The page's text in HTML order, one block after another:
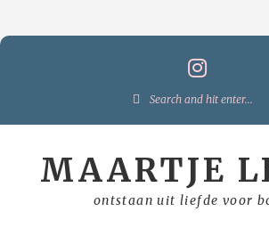
Search
MAARTJE
ontstaan uit liefde voor